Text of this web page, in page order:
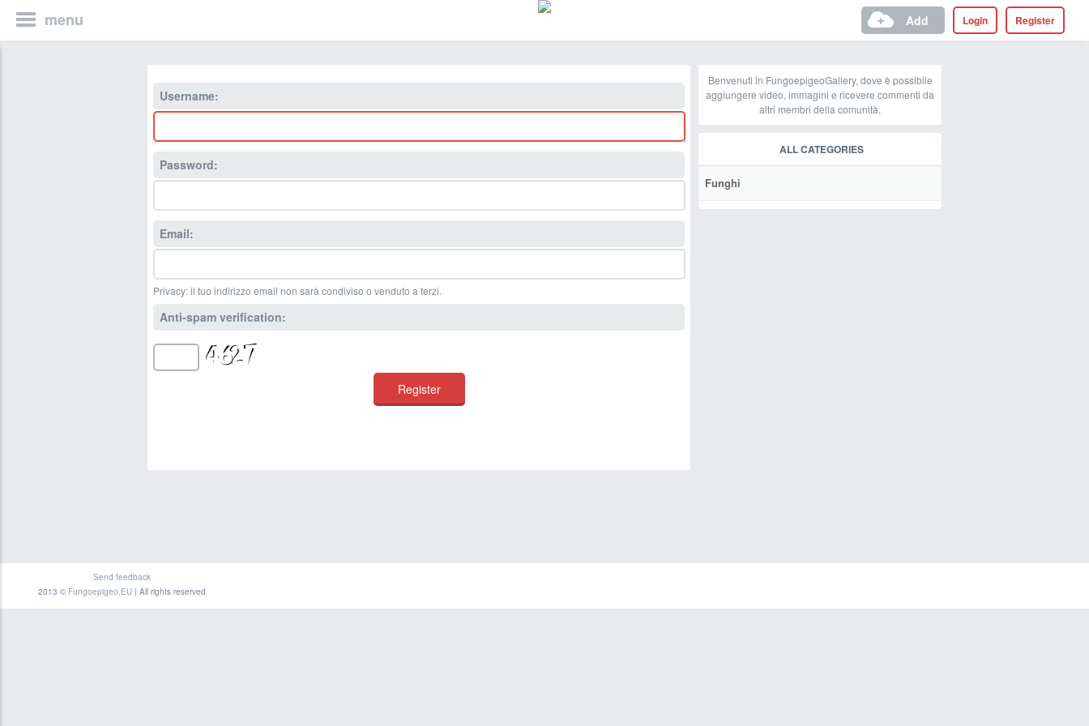
menu Register
Login
Add
Username:
Password:
Email:
Privacy: il tuo indirizzo email non sarà condiviso o venduto a terzi.
Anti-spam verification:
Benvenuti in FungoepigeoGallery, dove è possibile
aggiungere video, immagini e ricevere commenti da
altri membri della comunità.
ALL CATEGORIES
Funghi
Send feedback
2013 © Fungoepigeo.EU| All rights reserved